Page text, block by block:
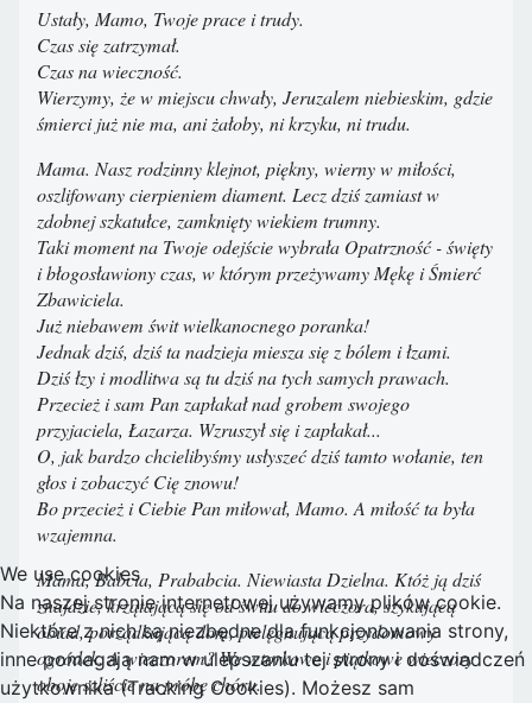
Ustały, Mamo, Twoje prace i trudy.
Czas się zatrzymał.
Czas na wieczność.
Wierzymy, że w miejscu chwały, Jeruzalem niebieskim, gdzie
śmierci już nie ma, ani żałoby, ni krzyku, ni trudu.
Mama. Nasz rodzinny klejnot, piękny, wierny w miłości,
oszlifowany cierpieniem diament. Lecz dziś zamiast w
zdobnej szkatułce, zamknięty wiekiem trumny.
Taki moment na Twoje odejście wybrała Opatrzność - święty
i błogosławiony czas, w którym przeżywamy Mękę i Śmierć
Zbawiciela.
Już niebawem świt wielkanocnego poranka!
Jednak dziś, dziś ta nadzieja miesza się z bólem i łzami.
Dziś łzy i modlitwa są tu dziś na tych samych prawach.
Przecież i sam Pan zapłakał nad grobem swojego
przyjaciela, Łazarza. Wzruszył się i zapłakał...
O, jak bardzo chcielibyśmy usłyszeć dziś tamto wołanie, ten
głos i zobaczyć Cię znowu!
Bo przecież i Ciebie Pan miłował, Mamo. A miłość ta była
wzajemna.
Mama, Babcia, Prababcia. Niewiasta Dzielna. Któż ją dziś
znajdzie, krzątającą się od świtu do wieczora, szykującą
obiad, porządkującą dom, pielęgnującą przydomowy
ogródek. A wieczorem? We wtorkowe i piątkowe wieczory
oboje szliście na próbę chóru.
We use cookies
Na naszej stronie internetowej używamy plików cookie.
Niektóre z nich są niezbędne dla funkcjonowania strony,
inne pomagają nam w ulepszaniu tej strony i doświadczeń
użytkownika (Tracking Cookies). Możesz sam